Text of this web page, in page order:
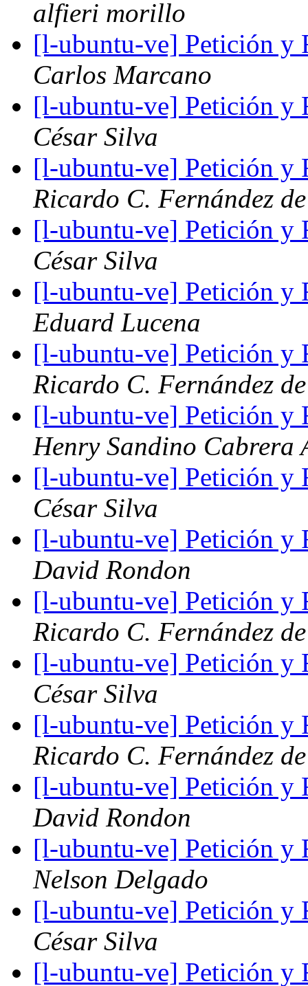
alfieri morillo
[l-ubuntu-ve] Petición y
Carlos Marcano
[l-ubuntu-ve] Petición y
César Silva
[l-ubuntu-ve] Petición y
Ricardo C. Fernández
[l-ubuntu-ve] Petición y
César Silva
[l-ubuntu-ve] Petición y
Eduard Lucena
[l-ubuntu-ve] Petición y
Ricardo C. Fernández
[l-ubuntu-ve] Petición y
Henry Sandino Cabrera
[l-ubuntu-ve] Petición y
César Silva
[l-ubuntu-ve] Petición y
David Rondon
[l-ubuntu-ve] Petición y
Ricardo C. Fernández
[l-ubuntu-ve] Petición y
César Silva
[l-ubuntu-ve] Petición y
Ricardo C. Fernández
[l-ubuntu-ve] Petición y
David Rondon
[l-ubuntu-ve] Petición y
Nelson Delgado
[l-ubuntu-ve] Petición y
César Silva
[l-ubuntu-ve] Petición y